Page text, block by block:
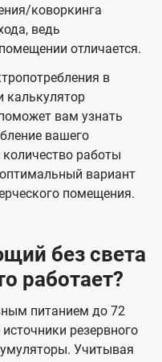
коворкинга
ведь
отличается.
в
вам узнать
вашего
работы
вариант
помещения.
без света
работает?
питанием до 72
резервного
Учитывая